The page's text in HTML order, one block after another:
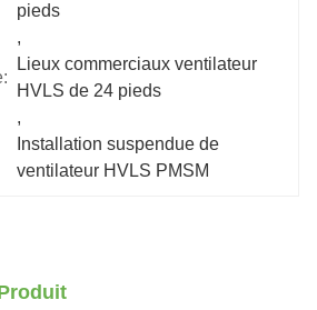
pieds
,
Lieux commerciaux ventilateur
HVLS de 24 pieds
,
Installation suspendue de
ventilateur HVLS PMSM